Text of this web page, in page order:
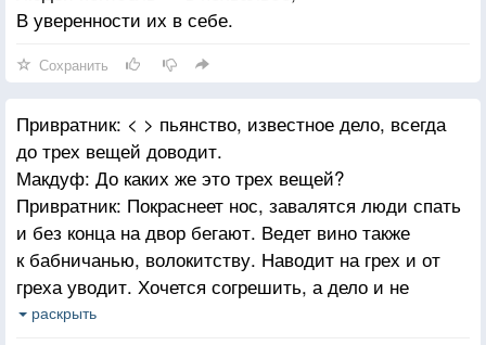
В уверенности их в себе.
Сохранить
Привратник: < > пьянство, известное дело, всегда
до трех вещей доводит.
Макдуф: До каких же это трех вещей?
Привратник: Покраснеет нос, завалятся люди спать
и без конца на двор бегают. Ведет вино также
к бабничанью, волокитству. Наводит на грех и от
греха уводит. Хочется согрешить, а дело и не
выходит. В отношении распутства – вино вещь
раскрыть